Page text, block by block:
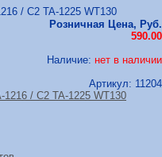
Розничная Цена, Руб.
590.00
Наличие: нет в наличии
Артикул: 11204